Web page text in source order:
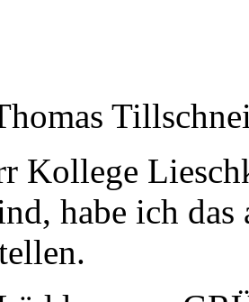
Kollege
habe ich das